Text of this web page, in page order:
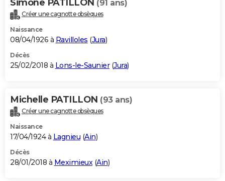
Simone PATILLON (91 ans)
Créer une cagnotte obsèques
Naissance
08/04/1926 à Ravilloles (Jura)
Décès
25/02/2018 à Lons-le-Saunier(Jura)
Michelle PATILLON (93 ans)
Créer une cagnotte obsèques
Naissance
17/04/1924 à Lagnieu (Ain)
Décès
28/01/2018 à Meximieux(Ain)